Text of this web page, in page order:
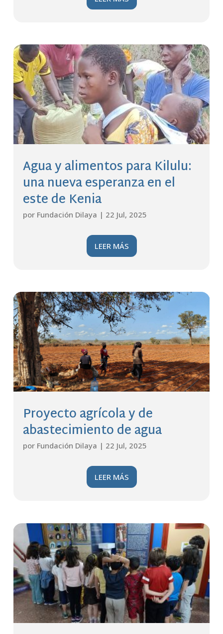
Agua y alimentos para Kilulu:
una nueva esperanza en el
este de Kenia
por Fundación Dilaya | 22 Jul, 2025
LEER MÁS
Proyecto agrícola y de
abastecimiento de agua
por Fundación Dilaya | 22 Jul, 2025
LEER MÁS